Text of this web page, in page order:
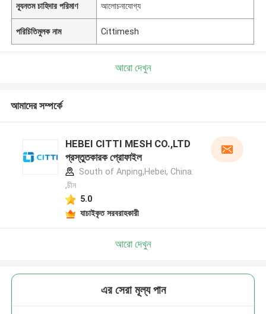
ন্যূনতম চাহিদার পরিমাণ আলোচনাযোগ্য
পরিচিতিমুলক নাম Cittimesh
আরো দেখুন
আমাদের সম্পর্কে
HEBEI CITTI MESH CO.,LTD
প্রস্তুতকারক প্রোফাইল
South of Anping,Hebei, China.
,চীন
5.0
যাচাইকৃত সরবরাহকারী
আরো দেখুন
এর সেরা মূল্য পান